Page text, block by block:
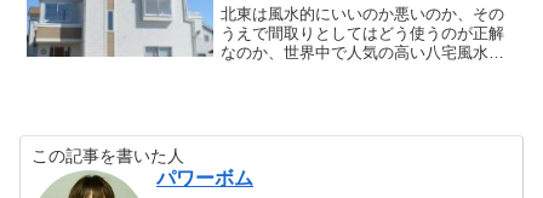
北東は風水的にいいのか悪いのか、その
うえで間取りとしてはどう使うのが正解
なのか、世界中で人気の高い八宅風水の
この記事を書いた人
パワーボム